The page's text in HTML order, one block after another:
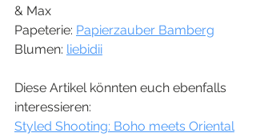
& Max
Papeterie: Papierzauber Bamberg
Blumen: liebidii
Diese Artikel könnten euch ebenfalls
interessieren:
Styled Shooting: Boho meets Oriental